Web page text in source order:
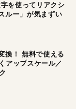
を使ってリアクシ
ルー」が気まずい
換！ 無料で使える
アップスケール／